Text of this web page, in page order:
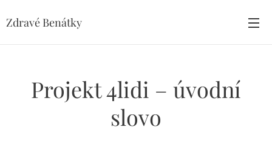
Zdravé Benátky
Projekt 4lidi – úvodní
slovo